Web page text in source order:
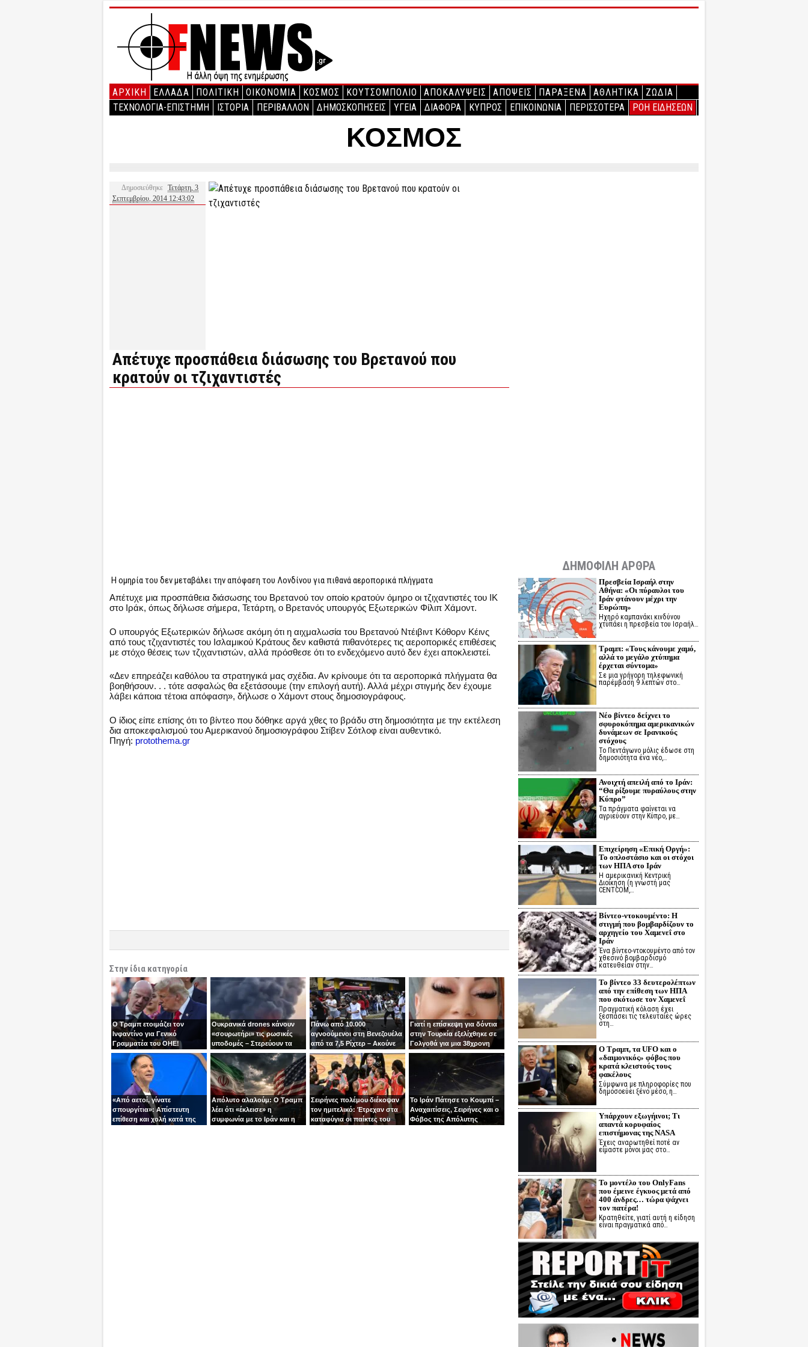
ΑΡΧΙΚΉ ΕΛΛΑΔΑ ΠΟΛΙΤΙΚΗ ΟΙΚΟΝΟΜΙΑ ΚΟΣΜΟΣ ΚΟΥΤΣΟΜΠΟΛΙΟ ΑΠΟΚΑΛΥΨΕΙΣ ΑΠΟΨΕΙΣ ΠΑΡΑΞΕΝΑ ΑΘΛΗΤΙΚΑ
ΖΩΔΙΑ
ΤΕΧΝΟΛΟΓΙΑ-ΕΠΙΣΤΗΜΗ
ΙΣΤΟΡΙΑ ΠΕΡΙΒΑΛΛΟΝ ΔΗΜΟΣΚΟΠΗΣΕΙΣ ΥΓΕΙΑ ΔΙΑΦΟΡΑ ΚΥΠΡΟΣ ΕΠΙΚΟΙΝΩΝΙΑ ΠΕΡΙΣΣΟΤΕΡΑ ΡΟΗ ΕΙΔΗΣΕΩΝ
ΚΟΣΜΟΣ
Δημοσιεύθηκε Τετάρτη, 3
Σεπτεμβρίου, 2014 12:43:02
Απέτυχε προσπάθεια διάσωσης του Βρετανού που
κρατούν οι τζιχαντιστές
Η ομηρία του δεν μεταβάλει την απόφαση του Λονδίνου για πιθανά αεροπορικά πλήγματα
Απέτυχε μια προσπάθεια διάσωσης του Βρετανού τον οποίο κρατούν όμηρο οι τζιχαντιστές του ΙΚ
στο Ιράκ, όπως δήλωσε σήμερα, Τετάρτη, ο Βρετανός υπουργός Εξωτερικών Φίλιπ Χάμοντ.
Ο υπουργός Εξωτερικών δήλωσε ακόμη ότι η αιχμαλωσία του Βρετανού Ντέιβιντ Κόθορν Κέινς
από τους τζιχαντιστές του Ισλαμικού Κράτους δεν καθιστά πιθανότερες τις αεροπορικές επιθέσεις
με στόχο θέσεις των τζιχαντιστών, αλλά πρόσθεσε ότι το ενδεχόμενο αυτό δεν έχει αποκλειστεί.
«Δεν επηρεάζει καθόλου τα στρατηγικά μας σχέδια. Αν κρίνουμε ότι τα αεροπορικά πλήγματα θα
βοηθήσουν. . . τότε ασφαλώς θα εξετάσουμε (την επιλογή αυτή). Αλλά μέχρι στιγμής δεν έχουμε
λάβει κάποια τέτοια απόφαση», δήλωσε ο Χάμοντ στους δημοσιογράφους.
Ο ίδιος είπε επίσης ότι το βίντεο που δόθηκε αργά χθες το βράδυ στη δημοσιότητα με την εκτέλεση
δια αποκεφαλισμού του Αμερικανού δημοσιογράφου Στίβεν Σότλοφ είναι αυθεντικό.
Πηγή: protothema.gr
Στην ίδια κατηγορία
Ο Τραμπ ετοιμάζει τον
Ινφαντίνο για Γενικό
Γραμματέα του ΟΗΕ!
Ουκρανικά drones κάνουν
«σουρωτήρι» τις ρωσικές
υποδομές – Στερεύουν τα
καύσιμα του Πούτιν
Πάνω από 10.000
αγνοούμενοι στη Βενεζουέλα
από τα 7,5 Ρίχτερ – Ακούνε
φωνές κάτω από τα
συντρίμμια
Γιατί η επίσκεψη για δόντια
στην Τουρκία εξελίχθηκε σε
Γολγοθά για μια 38χρονη
μητέρα
«Από αετοί, γίνατε
σπουργίτια»: Απίστευτη
επίθεση και χολή κατά της
Απόλυτο αλαλούμ: Ο Τραμπ
λέει ότι «έκλεισε» η
συμφωνία με το Ιράν και η
Σειρήνες πολέμου διέκοψαν
τον ημιτελικό: Έτρεχαν στα
καταφύγια οι παίκτες του
Το Ιράν Πάτησε το Κουμπί –
Αναχαιτίσεις, Σειρήνες και ο
Φόβος της Απόλυτης
ΔΗΜΟΦΙΛΗ ΑΡΘΡΑ
Πρεσβεία Ισραήλ στην
Αθήνα: «Οι πύραυλοι του
Ιράν φτάνουν μέχρι την
Ευρώπη»
Ηχηρό καμπανάκι κινδύνου
χτυπάει η πρεσβεία του Ισραήλ…
Τραμπ: «Τους κάνουμε χαμό,
αλλά το μεγάλο χτύπημα
έρχεται σύντομα»
Σε μια γρήγορη τηλεφωνική
παρέμβαση 9 λεπτών στο…
Νέο βίντεο δείχνει το
σφυροκόπημα αμερικανικών
δυνάμεων σε Ιρανικούς
στόχους
Το Πεντάγωνο μόλις έδωσε στη
δημοσιότητα ένα νέο,…
Ανοιχτή απειλή από το Ιράν:
“Θα ρίξουμε πυραύλους στην
Κύπρο”
Τα πράγματα φαίνεται να
αγριεύουν στην Κύπρο, με…
Επιχείρηση «Επική Οργή»:
Το οπλοστάσιο και οι στόχοι
των ΗΠΑ στο Ιράν
Η αμερικανική Κεντρική
Διοίκηση (η γνωστή μας
CENTCOM,…
Βίντεο-ντοκουμέντο: Η
στιγμή που βομβαρδίζουν το
αρχηγείο του Χαμενεΐ στο
Ιράν
Ένα βίντεο-ντοκουμέντο από τον
χθεσινό βομβαρδισμό
κατευθείαν στην…
Το βίντεο 33 δευτερολέπτων
από την επίθεση των ΗΠΑ
που σκότωσε τον Χαμενεΐ
Πραγματική κόλαση έχει
ξεσπάσει τις τελευταίες ώρες
στη…
Ο Τραμπ, τα UFO και ο
«δαιμονικός» φόβος που
κρατά κλειστούς τους
φακέλους
Σύμφωνα με πληροφορίες που
δημοσοεύει ξένο μέσο, η…
Υπάρχουν εξωγήινοι; Τι
απαντά κορυφαίος
επιστήμονας της NASA
Έχεις αναρωτηθεί ποτέ αν
είμαστε μόνοι μας στο…
Το μοντέλο του OnlyFans
που έμεινε έγκυος μετά από
400 άνδρες… τώρα ψάχνει
τον πατέρα!
Κρατηθείτε, γιατί αυτή η είδηση
είναι πραγματικά από…